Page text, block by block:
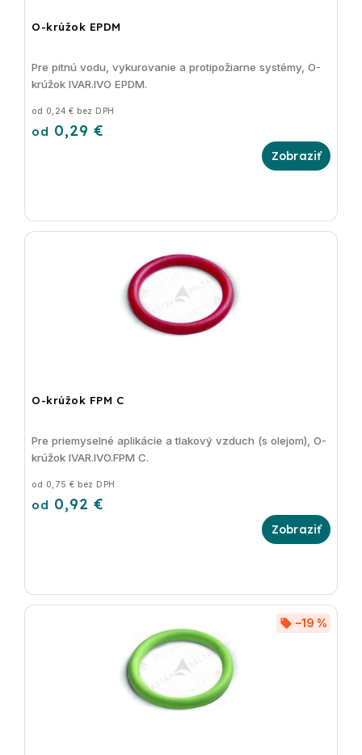
O-krúžok EPDM
od 0,24 € bez DPH
od 0,29 €
Pre pitnú vodu, vykurovanie a protipožiarne systémy, O-
krúžok IVAR.IVO EPDM.
O-krúžok FPM C
od 0,75 € bez DPH
od 0,92 €
Pre priemyselné aplikácie a tlakový vzduch (s olejom), O-
krúžok IVAR.IVO.FPM C.
–19 %